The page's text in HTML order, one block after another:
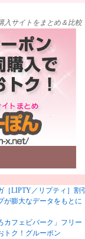
入サイトをまとめ＆比較
LIPTY／リプティ］割引
が膨大なデータをもとに
カフェビバーク」フリー
トク！グルーポン